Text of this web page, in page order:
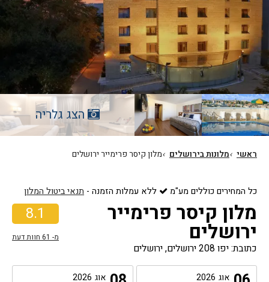
הצג גלריה
ראשי ›מלונות בירושלים ›מלון קיסר פרימייר ירושלים
כל המחירים כוללים מע"מ ללא עמלות הזמנה - תנאי ביטול המלון
8.1
מ- 61 חוות דעת
מלון קיסר פרימייר
ירושלים
כתובת: יפו 208 ירושלים, ירושלים
אוג 2026 אוג 2026